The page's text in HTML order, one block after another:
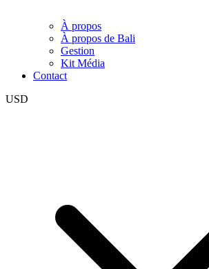
À propos
À propos de Bali
Gestion
Kit Média
Contact
USD